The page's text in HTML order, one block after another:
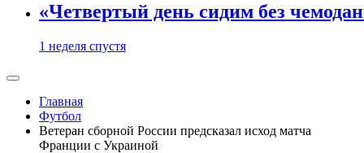
«Четвертый день сидим без
1 неделя спустя
Главная
Футбол
Ветеран сборной России предсказал исход матча
Франции с Украиной